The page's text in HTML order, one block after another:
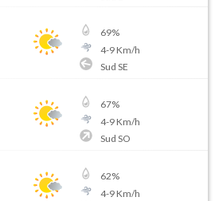
69%
4-9Km/h
Sud SE
67%
4-9Km/h
Sud SO
62%
4-9Km/h